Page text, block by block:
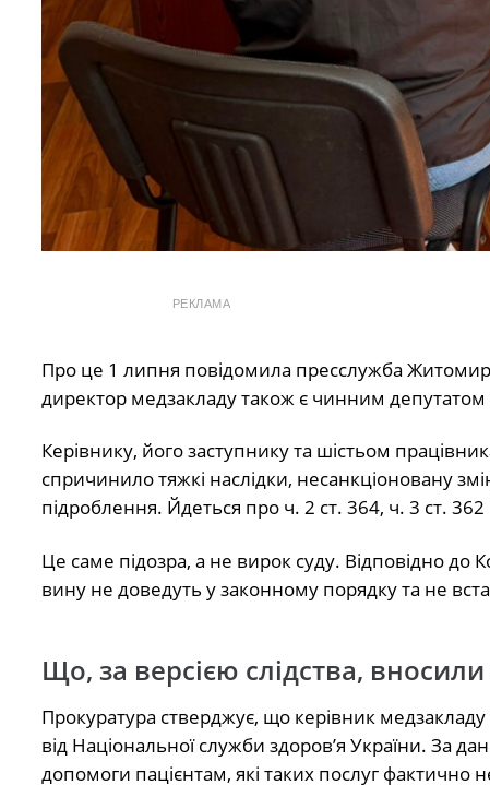
РЕКЛАМА
Про це 1 липня повідомила пресслужба
директор медзакладу також є чинним депутатом
Керівнику, його заступнику та шістьом
спричинило тяжкі наслідки, несанкціоновану
підроблення. Йдеться про ч. 2 ст. 364, ч. 3 ст.
Це саме підозра, а не вирок суду. Відповідно до
вину не доведуть у законному порядку та не
Що, за версією слідства,
Прокуратура стверджує, що керівник
від Національної служби здоров’я України. За
допомоги пацієнтам, які таких послуг фактично